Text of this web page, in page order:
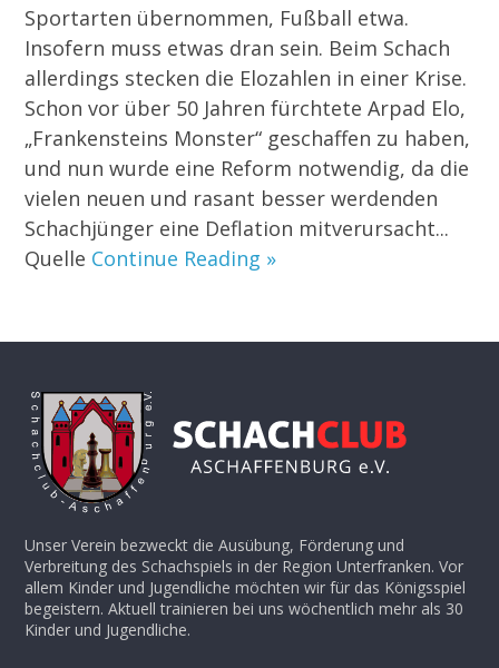
Sportarten übernommen, Fußball etwa.
Insofern muss etwas dran sein. Beim Schach
allerdings stecken die Elozahlen in einer Krise.
Schon vor über 50 Jahren fürchtete Arpad Elo,
„Frankensteins Monster“ geschaffen zu haben,
und nun wurde eine Reform notwendig, da die
vielen neuen und rasant besser werdenden
Schachjünger eine Deflation mitverursacht...
Quelle Continue Reading »
Unser Verein bezweckt die Ausübung, Förderung und
Verbreitung des Schachspiels in der Region Unterfranken. Vor
allem Kinder und Jugendliche möchten wir für das Königsspiel
begeistern. Aktuell trainieren bei uns wöchentlich mehr als 30
Kinder und Jugendliche.